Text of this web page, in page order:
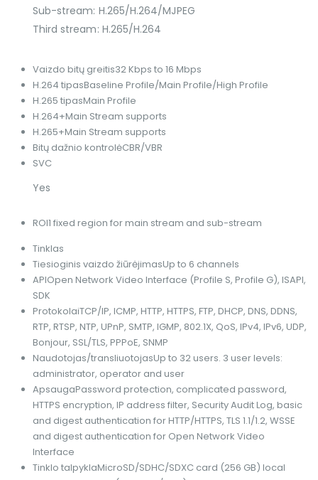
Sub-stream: H.265/H.264/MJPEG
Third stream: H.265/H.264
Vaizdo bitų greitis32 Kbps to 16 Mbps
H.264 tipasBaseline Profile/Main Profile/High Profile
H.265 tipasMain Profile
H.264+Main Stream supports
H.265+Main Stream supports
Bitų dažnio kontrolėCBR/VBR
SVC
Yes
ROI1 fixed region for main stream and sub-stream
Tinklas
Tiesioginis vaizdo žiūrėjimasUp to 6 channels
APIOpen Network Video Interface (Profile S, Profile G), ISAPI,
SDK
ProtokolaiTCP/IP, ICMP, HTTP, HTTPS, FTP, DHCP, DNS, DDNS,
RTP, RTSP, NTP, UPnP, SMTP, IGMP, 802.1X, QoS, IPv4, IPv6, UDP,
Bonjour, SSL/TLS, PPPoE, SNMP
Naudotojas/transliuotojasUp to 32 users. 3 user levels:
administrator, operator and user
ApsaugaPassword protection, complicated password,
HTTPS encryption, IP address filter, Security Audit Log, basic
and digest authentication for HTTP/HTTPS, TLS 1.1/1.2, WSSE
and digest authentication for Open Network Video
Interface
Tinklo talpyklaMicroSD/SDHC/SDXC card (256 GB) local